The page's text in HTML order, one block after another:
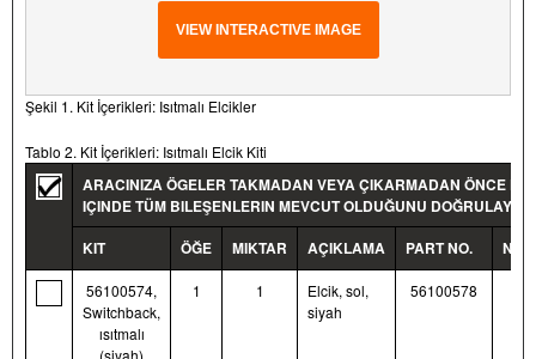
VIEW INTERACTIVE IMAGE
Şekil 1. Kit İçerikleri: Isıtmalı Elcikler
Tablo 2. Kit İçerikleri: Isıtmalı Elcik Kiti
ARACINIZA ÖGELER TAKMADAN VEYA ÇIKARMADAN ÖNCE KIT
IÇINDE TÜM BILEŞENLERIN MEVCUT OLDUĞUNU DOĞRULAYIN.
KIT
ÖĞE MIKTAR AÇIKLAMA PART NO.
56100574,
Switchback,
ısıtmalı
1 1
Elcik, sol,
siyah
56100578